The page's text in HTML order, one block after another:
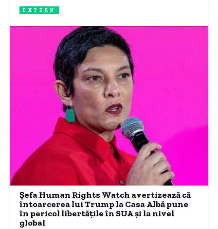
EXTERN
Şefa Human Rights Watch avertizează că
întoarcerea lui Trump la Casa Albă pune
în pericol libertăţile în SUA şi la nivel
global